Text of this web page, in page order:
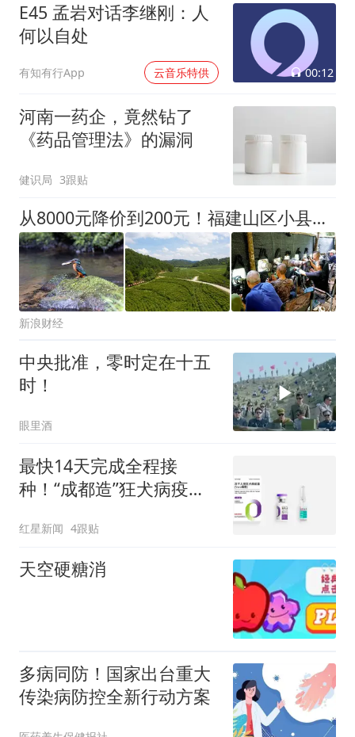
E45 孟岩对话李继刚：人
何以自处
有知有行App 云音乐特供 00:12
河南一药企，竟然钻了
《药品管理法》的漏洞
健识局 3跟贴
从8000元降价到200元！福建山区小县登上人民日报
新浪财经
中央批准，零时定在十五
时！
眼里酒
最快14天完成全程接
种！“成都造”狂犬病疫苗
红星新闻 4跟贴
天空硬糖消
多病同防！国家出台重大
传染病防控全新行动方案